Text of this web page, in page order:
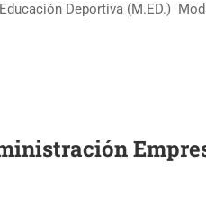
Deportiva (M.ED.)